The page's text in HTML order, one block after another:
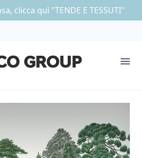
clicca quì "TENDE E TESSUTI"
PARATI